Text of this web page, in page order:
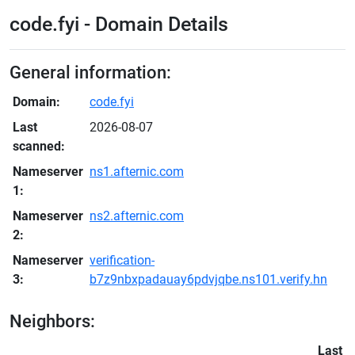
code.fyi - Domain Details
General information:
Domain:
code.fyi
Last
scanned:
2026-08-07
Nameserver
1:
ns1.afternic.com
Nameserver
2:
ns2.afternic.com
Nameserver
3:
verification-
b7z9nbxpadauay6pdvjqbe.ns101.verify.hn
Neighbors:
Last